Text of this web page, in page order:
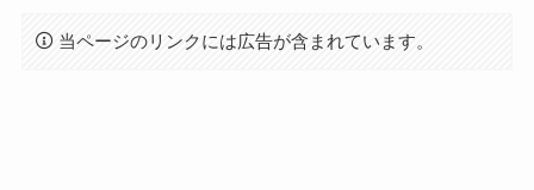
当ページのリンクには広告が含まれています。